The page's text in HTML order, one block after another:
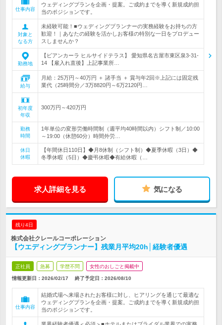
仕事内容
ウェディングプランを企画・提案。ご成約までを導く新規成約担
当のポジションです。
対象と
なる方
未経験可能！■ウェディングプランナーの実務経験をお持ちの方
歓迎！｜あなたの経験を活かしお客様の特別な一日をプロデュー
スしませんか？
勤務地
【ビアンカーラ ヒルサイドテラス】 愛知県名古屋市東区泉3-31-
14 【雇入れ直後】上記事業所…
給与
月給：25万円～40万円 ＋ 諸手当 ＋ 賞与年2回※上記には固定残
業代（25時間分／3万8820円～6万2120円…
初年度
年収
300万円～420万円
勤務
時間
1年単位の変形労働時間制（週平均40時間以内）シフト制／10:00
～19:00（休憩60分）時間外労…
休日
休暇
【年間休日110日】◆月8休制（シフト制）◆夏季休暇（3日）◆
冬季休暇（5日）◆慶弔休暇◆有給休暇（…
求人詳細を見る 気になる
残り4日
株式会社クレールコーポレーション
【ウエディングプランナー】残業月平均20h│経験者優遇
正社員 急募 学歴不問 女性のおしごと掲載中
情報更新日：2026/02/17 終了予定日： 2026/08/10
仕事内容
結婚式場へ来場されたお客様に対し、ヒアリングを通じて最適な
ウェディングプランを企画・提案。ご成約までを導く新規成約担
当のポジションです。
業界経験者優遇＜必須＞■ホテルまたはブライダル業界での実務